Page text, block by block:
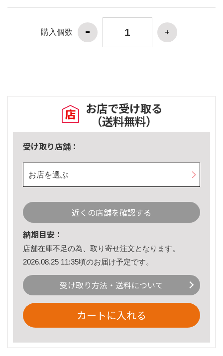
購入個数
お店で受け取る
（送料無料）
受け取り店舗：
お店を選ぶ
近くの店舗を確認する
納期目安：
店舗在庫不足の為、取り寄せ注文となります。
2026.08.25 11:35頃のお届け予定です。
受け取り方法・送料について
カートに入れる